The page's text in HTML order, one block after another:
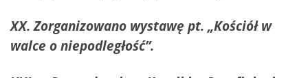
XX. Zorganizowano wystawę pt. „Kościół w
walce o niepodległość”.